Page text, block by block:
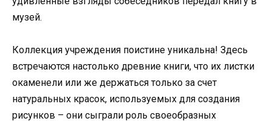
музей.
Коллекция учреждения поистине уникальна! Здесь
встречаются настолько древние книги, что их листки
окаменели или же держаться только за счет
натуральных красок, используемых для создания
рисунков – они сыграли роль своеобразных